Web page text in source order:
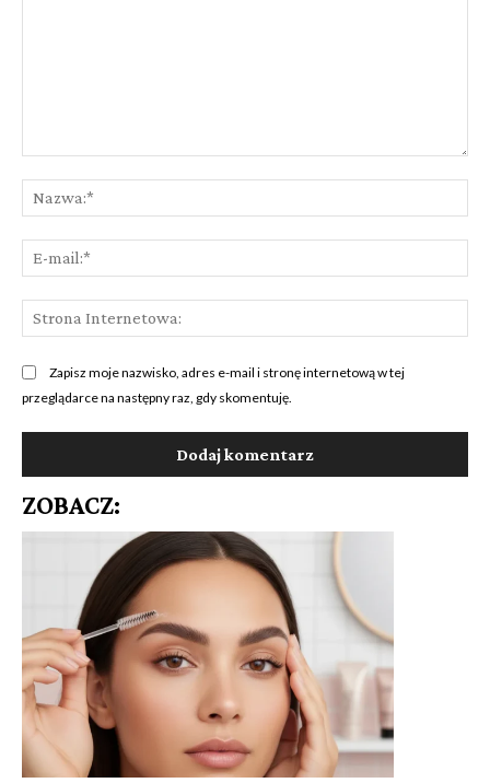
Zapisz moje nazwisko, adres e-mail i stronę internetową w tej
przeglądarce na następny raz, gdy skomentuję.
ZOBACZ: